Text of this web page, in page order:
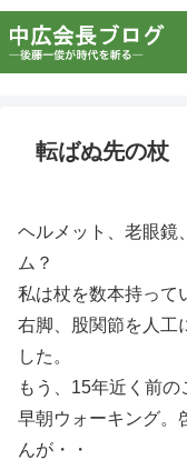
転ばぬ先の杖
ヘルメット、老眼鏡
ム？
私は杖を数本持って
右脚、股関節を人工
した。
もう、15年近く前の
早朝ウォーキング。
んが・・